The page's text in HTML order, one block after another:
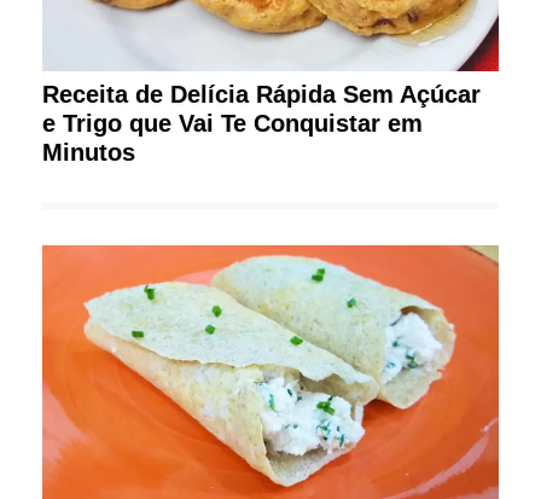
Receita de Delícia Rápida Sem Açúcar
e Trigo que Vai Te Conquistar em
Minutos